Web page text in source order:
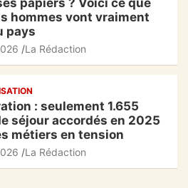
ses papiers ? Voici ce que
hommes vont vraiment
pays
La Rédaction
: seulement 1.655
séjour accordés en 2025
métiers en tension
La Rédaction